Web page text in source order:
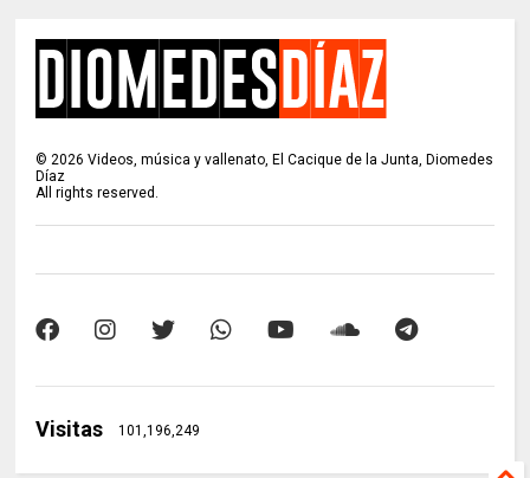
©2026 Videos, música y vallenato, El Cacique de la Junta, Diomedes
Díaz
All rights reserved.
Visitas 101,196,249